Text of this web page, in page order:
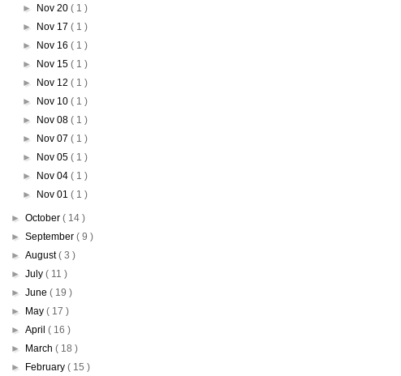
► Nov 20( 1 )
►
Nov 17( 1 )
►
Nov 16( 1 )
►
Nov 15( 1 )
►
Nov 12( 1 )
►
Nov 10( 1 )
►
Nov 08( 1 )
►
Nov 07( 1 )
►
Nov 05( 1 )
►
Nov 04( 1 )
►
Nov 01( 1 )
► October ( 14 )
► September ( 9 )
► August( 3 )
► July ( 11 )
► June ( 19 )
►
May ( 17 )
► April ( 16 )
►
March ( 18 )
►
February ( 15 )